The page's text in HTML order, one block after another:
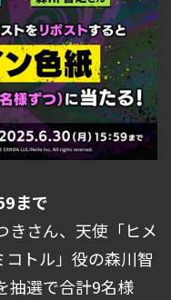
まで
きさん、天使「ヒメ
トル」役の森川智
抽選で合計9名様